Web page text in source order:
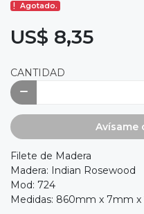
Agotado.
US$ 8,35
CANTIDAD
Avísame
Filete de Madera
Madera: Indian Rosewood
Mod: 724
Medidas: 860mm x 7mm x